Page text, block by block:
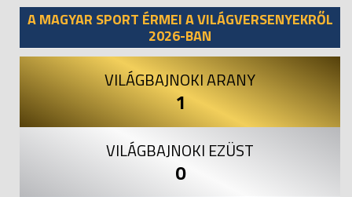
A MAGYAR SPORT ÉRMEI A VILÁGVERSENYEKRŐL
2026-BAN
VILÁGBAJNOKI ARANY
1
VILÁGBAJNOKI EZÜST
0